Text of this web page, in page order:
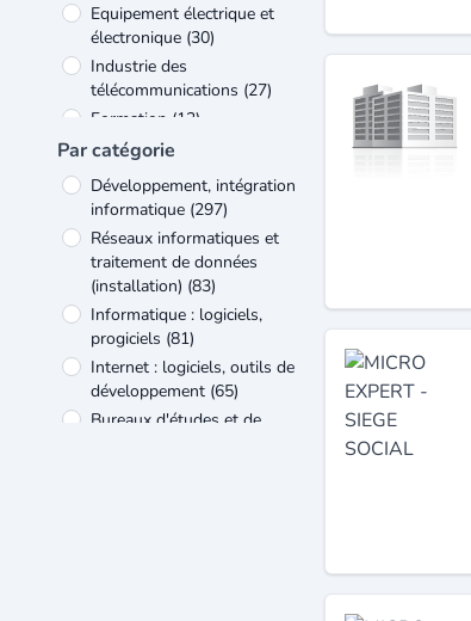
Equipement électrique et
électronique (30)
Industrie des
télécommunications (27)
Formation (13)
Commerce
Industrie
Voyages, tourisme et loisirs
(7)
Autres(6)
Par catégorie
Développement, intégration
informatique (297)
Réseaux informatiques et
traitement de données
(installation) (83)
Informatique : logiciels,
progiciels (81)
Internet : logiciels, outils de
développement (65)
Bureaux d'études et de